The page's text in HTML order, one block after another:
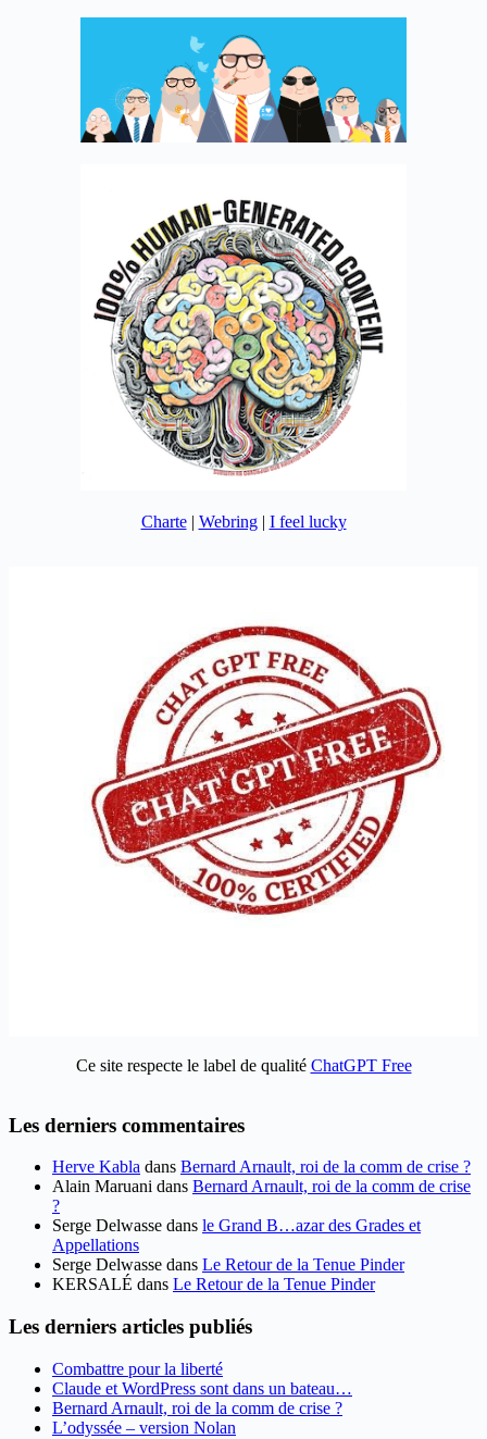
Charte| Webring| I feel lucky
Ce site respecte le label de qualité ChatGPT Free
Les derniers commentaires
Herve Kabla dans Bernard Arnault, roi de la comm de crise ?
Alain Maruani dans Bernard Arnault, roi de la comm de crise
?
Serge Delwasse dans le Grand B…azar des Grades et
Appellations
Serge Delwasse dans Le Retour de la Tenue Pinder
KERSALÉ dans Le Retour de la Tenue Pinder
Les derniers articles publiés
Combattre pour la liberté
Claude et WordPress sont dans un bateau…
Bernard Arnault, roi de la comm de crise ?
L’odyssée – version Nolan